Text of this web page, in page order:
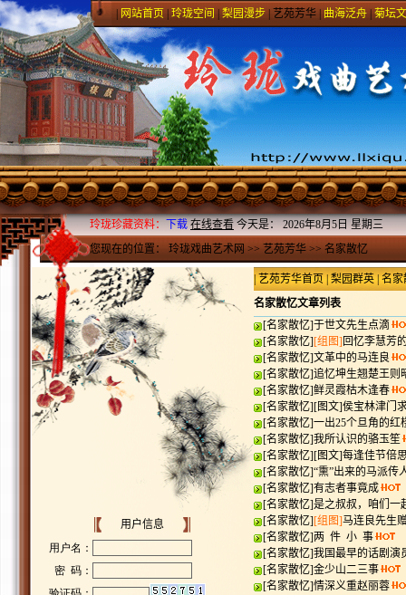
网站首页 玲珑空间 梨园漫步 艺苑芳华 曲海泛舟 菊坛
玲珑珍藏资料：下载 在线查看今天是：2026年8月5日 星期三
您现在的位置：玲珑戏曲艺术网>>艺苑芳华>>名家散忆
用户信息
艺苑芳华首页 梨园群英 名
名家散忆文章列表
[名家散忆]于世文先生点滴
[名家散忆][组图] 回忆李慧芳
[名家散忆]文革中的马连良
[名家散忆]追忆坤生翘楚王则
[名家散忆]鲜灵霞枯木逢春
[名家散忆][图文]侯宝林津门
[名家散忆]一出25个旦角的红
[名家散忆]我所认识的骆玉笙
[名家散忆][图文]每逢佳节倍
[名家散忆]“熏”出来的马派传
[名家散忆]有志者事竟成
[名家散忆]是之叔叔，咱们一
[名家散忆][组图]马连良先生
[名家散忆]两 件 小 事
[名家散忆]我国最早的话剧演
[名家散忆]金少山二三事
[名家散忆]情深义重赵丽蓉